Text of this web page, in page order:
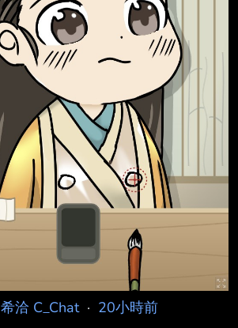
希洽 C_Chat· 20小時前